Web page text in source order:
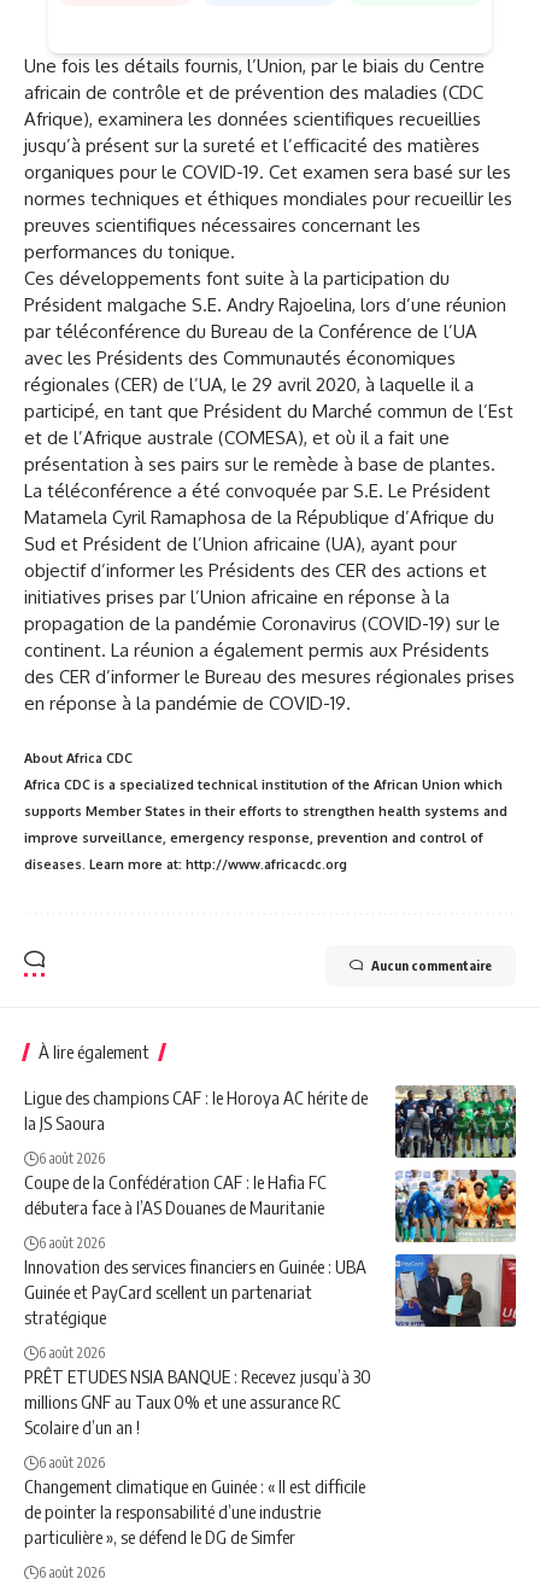
Une fois les détails fournis, l’Union, par le biais du Centre
africain de contrôle et de prévention des maladies (CDC
Afrique), examinera les données scientifiques recueillies
jusqu’à présent sur la sureté et l’efficacité des matières
organiques pour le COVID-19. Cet examen sera basé sur les
normes techniques et éthiques mondiales pour recueillir les
preuves scientifiques nécessaires concernant les
performances du tonique.
Ces développements font suite à la participation du
Président malgache S.E. Andry Rajoelina, lors d’une réunion
par téléconférence du Bureau de la Conférence de l’UA
avec les Présidents des Communautés économiques
régionales (CER) de l’UA, le 29 avril 2020, à laquelle il a
participé, en tant que Président du Marché commun de l’Est
et de l’Afrique australe (COMESA), et où il a fait une
présentation à ses pairs sur le remède à base de plantes.
La téléconférence a été convoquée par S.E. Le Président
Matamela Cyril Ramaphosa de la République d’Afrique du
Sud et Président de l’Union africaine (UA), ayant pour
objectif d’informer les Présidents des CER des actions et
initiatives prises par l’Union africaine en réponse à la
propagation de la pandémie Coronavirus (COVID-19) sur le
continent. La réunion a également permis aux Présidents
des CER d’informer le Bureau des mesures régionales prises
en réponse à la pandémie de COVID-19.
About Africa CDC
Africa CDC is a specialized technical institution of the African Union which
supports Member States in their efforts to strengthen health systems and
improve surveillance, emergency response, prevention and control of
diseases. Learn more at: http://www.africacdc.org
Aucun commentaire
À lire également
Ligue des champions CAF : le Horoya AC hérite de
la JS Saoura
6 août 2026
Coupe de la Confédération CAF : le Hafia FC
débutera face à l’AS Douanes de Mauritanie
6 août 2026
Innovation des services financiers en Guinée : UBA
Guinée et PayCard scellent un partenariat
stratégique
6 août 2026
PRÊT ETUDES NSIA BANQUE : Recevez jusqu’à 30
millions GNF au Taux 0% et une assurance RC
Scolaire d’un an !
6 août 2026
Changement climatique en Guinée : « Il est difficile
de pointer la responsabilité d’une industrie
particulière », se défend le DG de Simfer
6 août 2026